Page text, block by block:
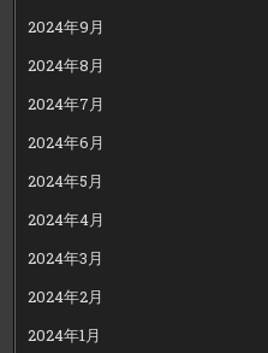
2024年9月
2024年8月
2024年7月
2024年6月
2024年5月
2024年4月
2024年3月
2024年2月
2024年1月